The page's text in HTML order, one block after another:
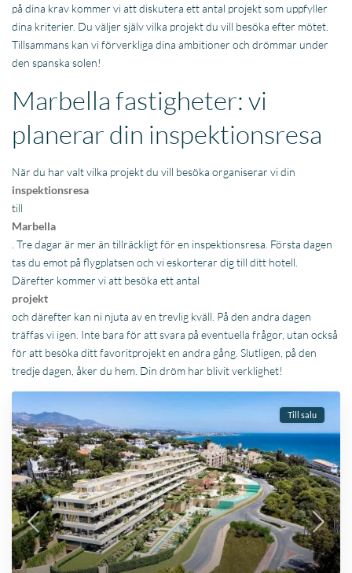
på dina krav kommer vi att diskutera ett antal projekt som uppfyller
dina kriterier. Du väljer själv vilka projekt du vill besöka efter mötet.
Tillsammans kan vi förverkliga dina ambitioner och drömmar under
den spanska solen!
Marbella fastigheter: vi
planerar din inspektionsresa
När du har valt vilka projekt du vill besöka organiserar vi din
inspektionsresa
till
Marbella
. Tre dagar är mer än tillräckligt för en inspektionsresa. Första dagen
tas du emot på flygplatsen och vi eskorterar dig till ditt hotell.
Därefter kommer vi att besöka ett antal
projekt
och därefter kan ni njuta av en trevlig kväll. På den andra dagen
träffas vi igen. Inte bara för att svara på eventuella frågor, utan också
för att besöka ditt favoritprojekt en andra gång. Slutligen, på den
tredje dagen, åker du hem. Din dröm har blivit verklighet!
Till salu